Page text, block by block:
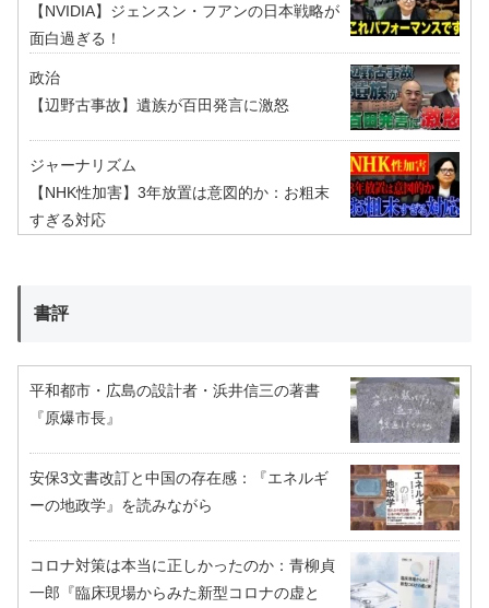
【NVIDIA】ジェンスン・フアンの日本戦略が
面白過ぎる！
政治
【辺野古事故】遺族が百田発言に激怒
ジャーナリズム
【NHK性加害】3年放置は意図的か：お粗末
すぎる対応
書評
平和都市・広島の設計者・浜井信三の著書
『原爆市長』
安保3文書改訂と中国の存在感：『エネルギ
ーの地政学』を読みながら
コロナ対策は本当に正しかったのか：青柳貞
一郎『臨床現場からみた新型コロナの虚と